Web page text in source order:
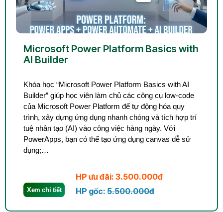
Microsoft Power Platform Basics with
AI Builder
Khóa học “Microsoft Power Platform Basics with AI
Builder” giúp học viên làm chủ các công cụ low-code
của Microsoft Power Platform để tự động hóa quy
trình, xây dựng ứng dụng nhanh chóng và tích hợp trí
tuệ nhân tạo (AI) vào công việc hàng ngày. Với
PowerApps, bạn có thể tạo ứng dụng canvas dễ sử
dụng;…
HP ưu đãi: 3.500.000đ
HP gốc: 5.500.000đ
Xem chi tiết